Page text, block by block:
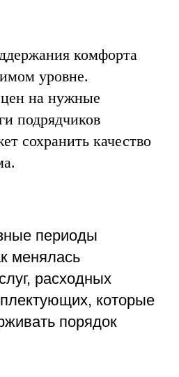
комфорта
уровне.
на нужные
подрядчиков
сохранить качество
периоды
менялась
расходных
которые
порядок